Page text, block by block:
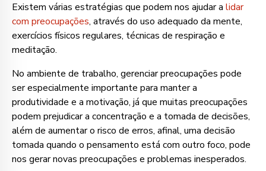
Existem várias estratégias que podem nos ajudar a lidar
com preocupações, através do uso adequado da mente,
exercícios físicos regulares, técnicas de respiração e
meditação.
No ambiente de trabalho, gerenciar preocupações pode
ser especialmente importante para manter a
produtividade e a motivação, já que muitas preocupações
podem prejudicar a concentração e a tomada de decisões,
além de aumentar o risco de erros, afinal, uma decisão
tomada quando o pensamento está com outro foco, pode
nos gerar novas preocupações e problemas inesperados.